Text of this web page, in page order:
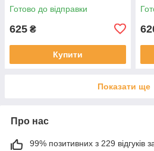
Готово до відправки
625 ₴
Купити
Показати ще
Про нас
99% позитивних з 229 відгуків